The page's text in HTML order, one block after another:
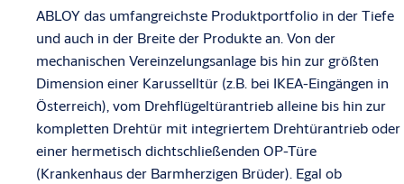
ABLOY das umfangreichste Produktportfolio in der Tiefe
und auch in der Breite der Produkte an. Von der
mechanischen Vereinzelungsanlage bis hin zur größten
Dimension einer Karusselltür (z.B. bei IKEA-Eingängen in
Österreich), vom Drehflügeltürantrieb alleine bis hin zur
kompletten Drehtür mit integriertem Drehtürantrieb oder
einer hermetisch dichtschließenden OP-Türe
(Krankenhaus der Barmherzigen Brüder). Egal ob